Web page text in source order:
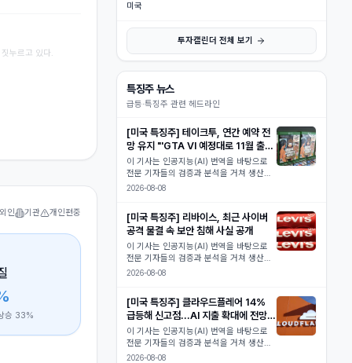
누르고 있다.
외인 기관 개인편중
승 33%
한국
투자캘린더 전체 보기
특징주 뉴스
급등·특징주 관련 헤드라인
[미국 특징주] 테이크투, 연간 예약 전
망 유지 "'GTA VI 예정대로 11월 출
시"
이 기사는 인공지능(AI) 번역을 바탕으로
전문 기자들의 검증과 분석을 거쳐 생산된
콘텐츠로, 원문은 8월 7일 로이터통신 기
'GTA VI' Novembe
2026-08-08
[미국 특징주] 리바이스, 최근 사이버
공격 물결 속 보안 침해 사실 공개
이 기사는 인공지능(AI) 번역을 바탕으로
전문 기자들의 검증과 분석을 거쳐 생산된
콘텐츠로, 원문은 8월 7일 로이터통신 기
니다.[서울=뉴
2026-08-08
[미국 특징주] 클라우드플레어 14%
급등해 신고점...AI 지출 확대에 전망
상향
이 기사는 인공지능(AI) 번역을 바탕으로
전문 기자들의 검증과 분석을 거쳐 생산된
콘텐츠로, 원문은 8월 7일 로이터통신 기
2026-08-08